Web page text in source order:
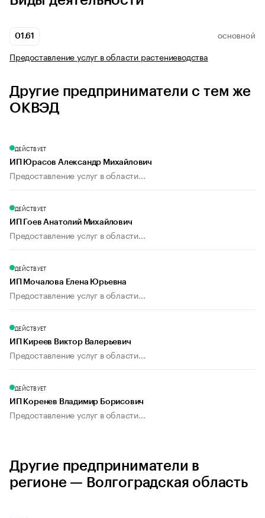
01.61 ОСНОВНОЙ
Предоставление услуг в области растениеводства
Другие предприниматели с тем же
ОКВЭД
ДЕЙСТВУЕТ
ИП Юрасов Александр Михайлович
Предоставление услуг в области...
ДЕЙСТВУЕТ
ИП Гоев Анатолий Михайлович
Предоставление услуг в области...
ДЕЙСТВУЕТ
ИП Мочалова Елена Юрьевна
Предоставление услуг в области...
ДЕЙСТВУЕТ
ИП Киреев Виктор Валерьевич
Предоставление услуг в области...
ДЕЙСТВУЕТ
ИП Коренев Владимир Борисович
Предоставление услуг в области...
Другие предприниматели в
регионе — Волгоградская область